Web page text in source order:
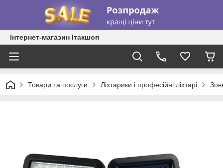
Інтернет-магазин Ітакшоп
Товари та послуги Ліхтарики і професійні ліхтарі